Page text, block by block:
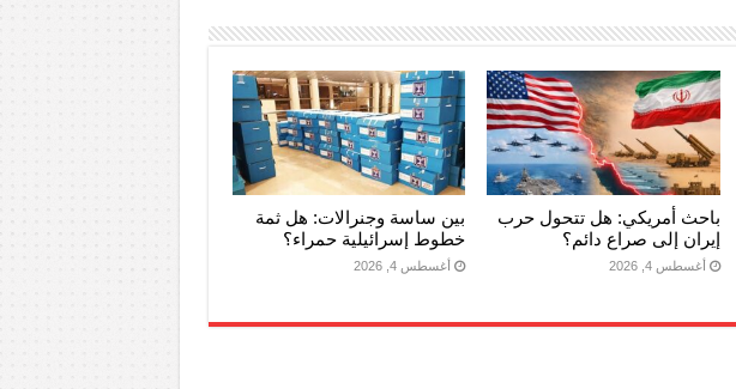
باحث أمريكي: هل تتحول حرب
إيران إلى صراع دائم؟
أغسطس 4, 2026
بين ساسة وجنرالات: هل ثمة
خطوط إسرائيلية حمراء؟
أغسطس 4, 2026